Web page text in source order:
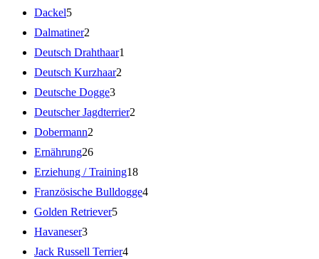
Dackel5
Dalmatiner2
Deutsch Drahthaar1
Deutsch Kurzhaar2
Deutsche Dogge3
Deutscher Jagdterrier2
Dobermann2
Ernährung26
Erziehung / Training18
Französische Bulldogge4
Golden Retriever5
Havaneser3
Jack Russell Terrier4